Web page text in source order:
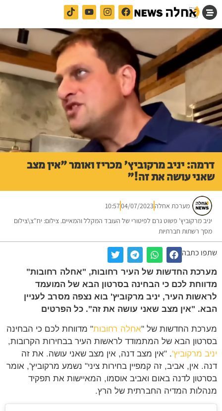
דרמה: יניב מרקוביץ' מכריז ואומר "אין מצב
שאני עושה את זה!"
מערכת אחלה04/07/2023
10:57
יניב מרקוביץ' פשוט גרם לפיטורי של העובד המקלל והמאיים. צילום: יח"צ\צילום
מסך רשתות חברתיות
שתפו כתבה
מערכת החדשות של העיר רחובות, "אחלה רחובות"
מדווחת לכם כי הבחינה בסרטון הבא של המועמד
לראשות העיר, יניב מרקוביץ' בוא נצפה מסרב לעניין
הבא. "אין מצב שאני עושה את זה". כל הפרטים
מערכת החדשות של "אחלה רחובות" מדווחת לכם כי הבחינה
בסרטון הבא של המתמודד לראשות העיר בבחירות הקרובות,
יניב מרקוביץ'. "אין מצב דנה, אין מצב שאני עושה. את זה
דנה. אין, אביב, זה קמפיין בחירות ציני" נשמע מרקוביץ', אומר
בסרטון לדנה באום ואביב אוסמו, המאיישות את תפקיד
מנהלות המדיה החברתית של הרץ.